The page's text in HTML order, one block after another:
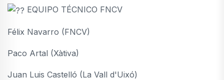
EQUIPO TÉCNICO FNCV
Félix Navarro (FNCV)
Paco Artal (Xàtiva)
Juan Luis Castelló (La Vall d'Uixó)